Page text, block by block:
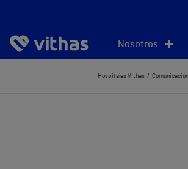
Nosotros
Hospitales Vithas Comunicación